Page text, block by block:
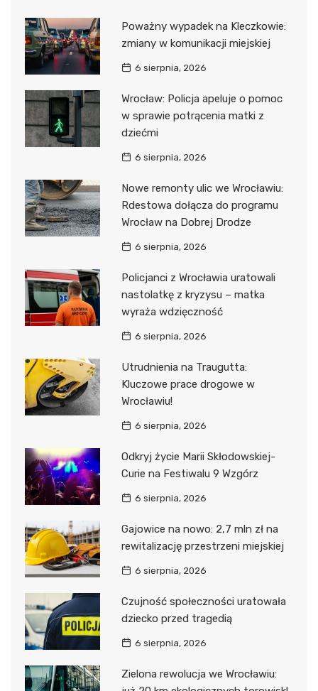
Poważny wypadek na Kleczkowie:
zmiany w komunikacji miejskiej
6 sierpnia, 2026
Wrocław: Policja apeluje o pomoc
w sprawie potrącenia matki z
dziećmi
6 sierpnia, 2026
Nowe remonty ulic we Wrocławiu:
Rdestowa dołącza do programu
Wrocław na Dobrej Drodze
6 sierpnia, 2026
Policjanci z Wrocławia uratowali
nastolatkę z kryzysu – matka
wyraża wdzięczność
6 sierpnia, 2026
Utrudnienia na Traugutta:
Kluczowe prace drogowe w
Wrocławiu!
6 sierpnia, 2026
Odkryj życie Marii Skłodowskiej-
Curie na Festiwalu 9 Wzgórz
6 sierpnia, 2026
Gajowice na nowo: 2,7 mln zł na
rewitalizację przestrzeni miejskiej
6 sierpnia, 2026
Czujność społeczności uratowała
dziecko przed tragedią
6 sierpnia, 2026
Zielona rewolucja we Wrocławiu: